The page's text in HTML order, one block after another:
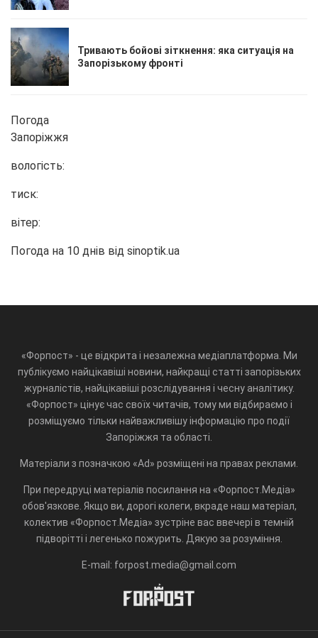
Тривають бойові зіткнення: яка ситуація на
Запорізькому фронті
Погода
Запоріжжя
вологість:
тиск:
вітер:
Погода на 10 днів від sinoptik.ua
«Форпост» - це відкрита і незалежна медіаплатформа. Ми
публікуємо найцікавіші новини, найкращі статті запорізьких
журналістів, найцікавіші розслідування і чесну аналітику.
«Форпост» цінує час своїх читачів, тому ми відбираємо і
розміщуємо тільки найважливішу інформацію про події
Запоріжжя та області.
Матеріали з позначкою «Ad» розміщені на правах реклами.
При передруці матеріалів посилання на «Форпост.Медіа»
обов'язкове. Якщо ви, дорогі колеги, вкраде наш матеріал,
колектив «Форпост.Медіа» зустріне вас ввечері в темній
підворітті і легенько пожурить. Дякую за розуміння.
E-mail: forpost.media@gmail.com